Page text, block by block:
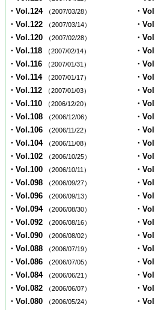
・Vol.124 （2007/03/28） ・
・Vol.122 （2007/03/14） ・
・Vol.120 （2007/02/28） ・
・Vol.118 （2007/02/14） ・
・Vol.116 （2007/01/31） ・
・Vol.114 （2007/01/17） ・
・Vol.112 （2007/01/03） ・
・Vol.110 （2006/12/20） ・
・Vol.108 （2006/12/06） ・
・Vol.106 （2006/11/22） ・
・Vol.104 （2006/11/08） ・
・Vol.102 （2006/10/25） ・
・Vol.100 （2006/10/11） ・
・Vol.098 （2006/09/27） ・
・Vol.096 （2006/09/13） ・
・Vol.094 （2006/08/30） ・
・Vol.092 （2006/08/16） ・
・Vol.090 （2006/08/02） ・
・Vol.088 （2006/07/19） ・
・Vol.086 （2006/07/05） ・
・Vol.084 （2006/06/21） ・
・Vol.082 （2006/06/07） ・
・Vol.080 （2006/05/24） ・